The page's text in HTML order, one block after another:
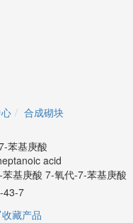
合成砌块
苯基庚酸
acid
基庚酸 7-氧代-7-苯基庚酸
43-7
收藏产品